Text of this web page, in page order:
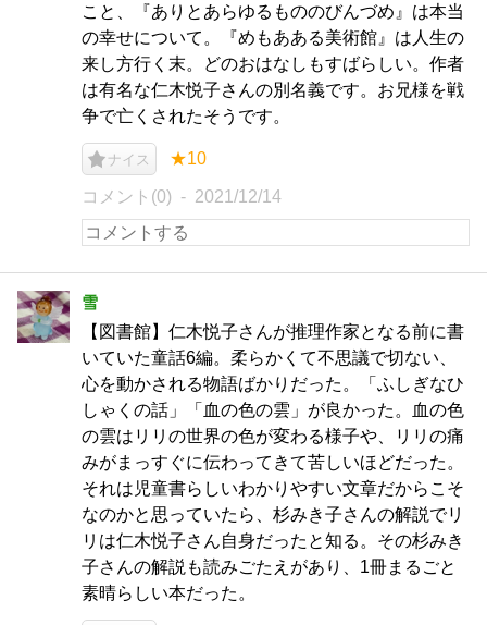
こと、『ありとあらゆるもののびんづめ』は本当
の幸せについて。『めもあある美術館』は人生の
来し方行く末。どのおはなしもすばらしい。作者
は有名な仁木悦子さんの別名義です。お兄様を戦
争で亡くされたそうです。
ナイス ★10
コメント(0) 2021/12/14
雪
【図書館】仁木悦子さんが推理作家となる前に書
いていた童話6編。柔らかくて不思議で切ない、
心を動かされる物語ばかりだった。「ふしぎなひ
しゃくの話」「血の色の雲」が良かった。血の色
の雲はリリの世界の色が変わる様子や、リリの痛
みがまっすぐに伝わってきて苦しいほどだった。
それは児童書らしいわかりやすい文章だからこそ
なのかと思っていたら、杉みき子さんの解説でリ
リは仁木悦子さん自身だったと知る。その杉みき
子さんの解説も読みごたえがあり、1冊まるごと
素晴らしい本だった。